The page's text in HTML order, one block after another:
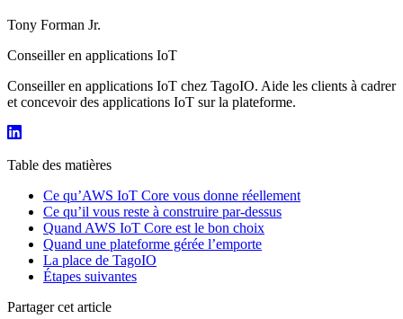
Tony Forman Jr.
Conseiller en applications IoT
Conseiller en applications IoT chez TagoIO. Aide les clients à cadrer
et concevoir des applications IoT sur la plateforme.
Table des matières
Ce qu’AWS IoT Core vous donne réellement
Ce qu’il vous reste à construire par-dessus
Quand AWS IoT Core est le bon choix
Quand une plateforme gérée l’emporte
La place de TagoIO
Étapes suivantes
Partager cet article